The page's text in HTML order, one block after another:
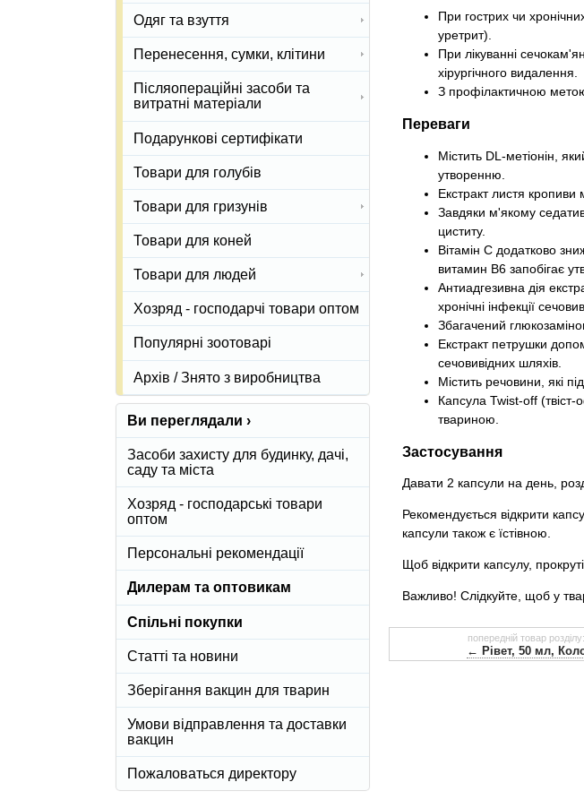
При гострих чи
уретрит).
При лікуванні
хірургічного видалення.
З профілактичною метою
Переваги
Містить DL-метіонін,
утворенню.
Екстракт листя кропиви
Завдяки м'якому
циститу.
Вітамін С додатково
витамин В6 запобігає
Антиадгезивна дія
хронічні інфекції
Збагачений
Екстракт петрушки
сечовивідних шляхів.
Містить речовини, які
Капсула Twist-off
твариною.
Застосування
Давати 2 капсули на день,
Рекомендується відкрити
капсули також є їстівною.
Щоб відкрити капсулу,
Важливо! Слідкуйте, щоб у
попередній товар розділу:
← Рівет, 50 мл,
Одяг та взуття
Перенесення, сумки, клітини
Післяопераційні засоби та
витратні матеріали
Подарункові сертифікати
Товари для голубів
Товари для гризунів
Товари для коней
Товари для людей
Хозряд - господарчі товари оптом
Популярні зоотоварі
Архів / Знято з виробництва
Ви переглядали ›
Засоби захисту для будинку, дачі,
саду та міста
Хозряд - господарські товари
оптом
Персональні рекомендації
Дилерам та оптовикам
Спільні покупки
Статті та новини
Зберігання вакцин для тварин
Умови відправлення та доставки
вакцин
Пожаловаться директору